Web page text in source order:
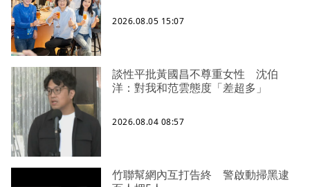
2026.08.05 15:07
談性平批黃國昌不尊重女性 沈伯
洋：對我和范雲態度「差超多」
2026.08.04 08:57
竹聯幫網內互打告終 警啟動掃黑逮